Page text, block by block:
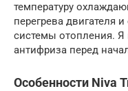
температуру
перегрева двигателя
системы отопления. Я
антифриза перед
Особенности Niva